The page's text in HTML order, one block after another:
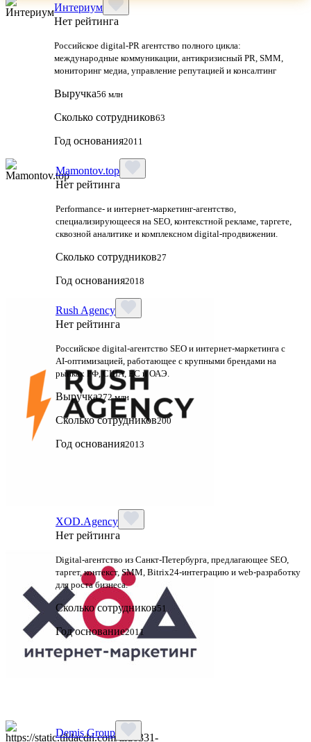
Интериум
Нет рейтинга
Российское digital-PR агентство полного цикла:
международные коммуникации, антикризисный PR, SMM,
мониторинг медиа, управление репутацией и консалтинг
Выручка56 млн
Сколько сотрудников63
Год основания2011
Mamontov.top
Нет рейтинга
Performance‑ и интернет‑маркетинг‑агентство,
специализирующееся на SEO, контекстной рекламе, таргете,
сквозной аналитике и комплексном digital‑продвижении.
Сколько сотрудников27
Год основания2018
Rush Agency
Нет рейтинга
Российское digital‑агентство SEO и интернет‑маркетинга с
AI‑оптимизацией, работающее с крупными брендами на
рынках РФ, США, ЕС и ОАЭ.
Выручка272 млн
Сколько сотрудников200
Год основания2013
XOD.Agency
Нет рейтинга
Digital-агентство из Санкт-Петербурга, предлагающее SEO,
таргет, контекст, SMM, Bitrix24-интеграцию и web-разработку
для роста бизнеса.
Сколько сотрудников51
Год основание2011
Demis Group